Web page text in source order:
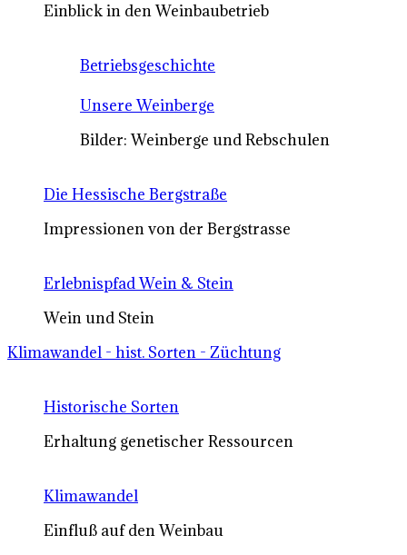
Einblick in den Weinbaubetrieb
Betriebsgeschichte
Unsere Weinberge
Bilder: Weinberge und Rebschulen
Die Hessische Bergstraße
Impressionen von der Bergstrasse
Erlebnispfad Wein & Stein
Wein und Stein
Klimawandel - hist. Sorten - Züchtung
Historische Sorten
Erhaltung genetischer Ressourcen
Klimawandel
Einfluß auf den Weinbau